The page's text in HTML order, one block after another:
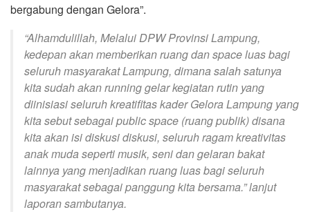
bergabung dengan Gelora”.
“Alhamdulillah, Melalui DPW Provinsi Lampung,
kedepan akan memberikan ruang dan space luas bagi
seluruh masyarakat Lampung, dimana salah satunya
kita sudah akan running gelar kegiatan rutin yang
diinisiasi seluruh kreatifitas kader Gelora Lampung yang
kita sebut sebagai public space (ruang publik) disana
kita akan isi diskusi diskusi, seluruh ragam kreativitas
anak muda seperti musik, seni dan gelaran bakat
lainnya yang menjadikan ruang luas bagi seluruh
masyarakat sebagai panggung kita bersama.” lanjut
laporan sambutanya.